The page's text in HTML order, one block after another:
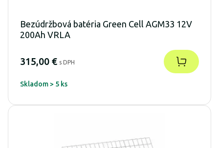
Bezúdržbová batéria Green Cell AGM33 12V
200Ah VRLA
315,00 € s DPH
Skladom > 5 ks